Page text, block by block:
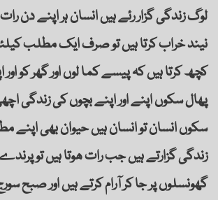
لوگ زندگی گزار رئے ہیں انسان ہر اپنے دن
نیند خراب کرتا ہیں تو صرف ایک مطلب
کچھ کرتا ہیں کہ پیسے کما لوں اور گھر کو
پھال سکوں اپنے اور اپنے بچوں کی زندگی
سکوں انسان تو انسان ہیں حیوان بھی
زندگی گزارتے ہیں جب رات ھوتا ہیں تو
گھونسلوں پر جا کر آرام کرتے ہیں اور صبح